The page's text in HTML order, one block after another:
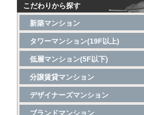
こだわりから探す
新築マンション
タワーマンション(19F以上)
低層マンション(5F以下)
分譲賃貸マンション
デザイナーズマンション
ブランドマンション